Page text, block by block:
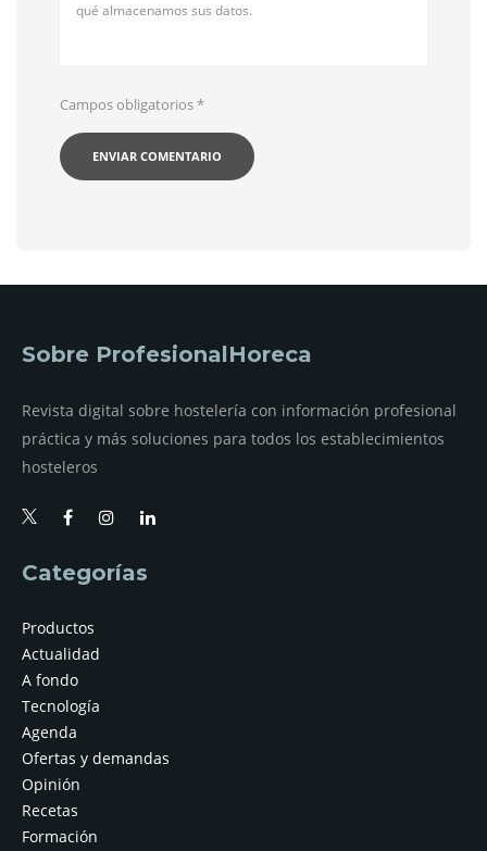
qué almacenamos sus datos.
Campos obligatorios*
Sobre ProfesionalHoreca
Revista digital sobre hostelería con información profesional
práctica y más soluciones para todos los establecimientos
hosteleros
Categorías
Productos
Actualidad
A fondo
Tecnología
Agenda
Ofertas y demandas
Opinión
Recetas
Formación